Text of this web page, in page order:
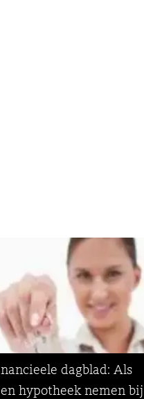
dagblad: Als
hypotheek nemen bij